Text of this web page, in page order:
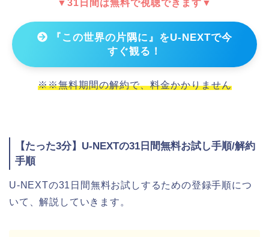
▼31日間は無料で視聴できます▼
『この世界の片隅に』をU-NEXTで今
すぐ観る！
※※無料期間の解約で、料金かかりません
【たった3分】U-NEXTの31日間無料お試し手順/解約
手順
U-NEXTの31日間無料お試しするための登録手順につ
いて、解説していきます。